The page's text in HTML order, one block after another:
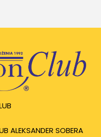
ALEKSANDER SOBERA